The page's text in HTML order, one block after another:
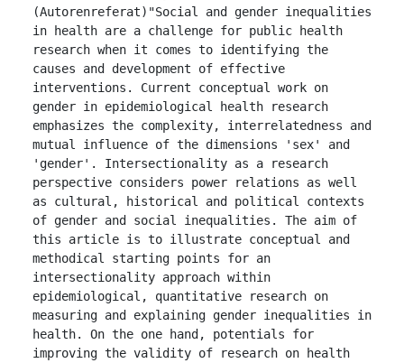
(Autorenreferat)"Social and gender inequalities
in health are a challenge for public health
research when it comes to identifying the
causes and development of effective
interventions. Current conceptual work on
gender in epidemiological health research
emphasizes the complexity, interrelatedness and
mutual influence of the dimensions 'sex' and
'gender'. Intersectionality as a research
perspective considers power relations as well
as cultural, historical and political contexts
of gender and social inequalities. The aim of
this article is to illustrate conceptual and
methodical starting points for an
intersectionality approach within
epidemiological, quantitative research on
measuring and explaining gender inequalities in
health. On the one hand, potentials for
improving the validity of research on health